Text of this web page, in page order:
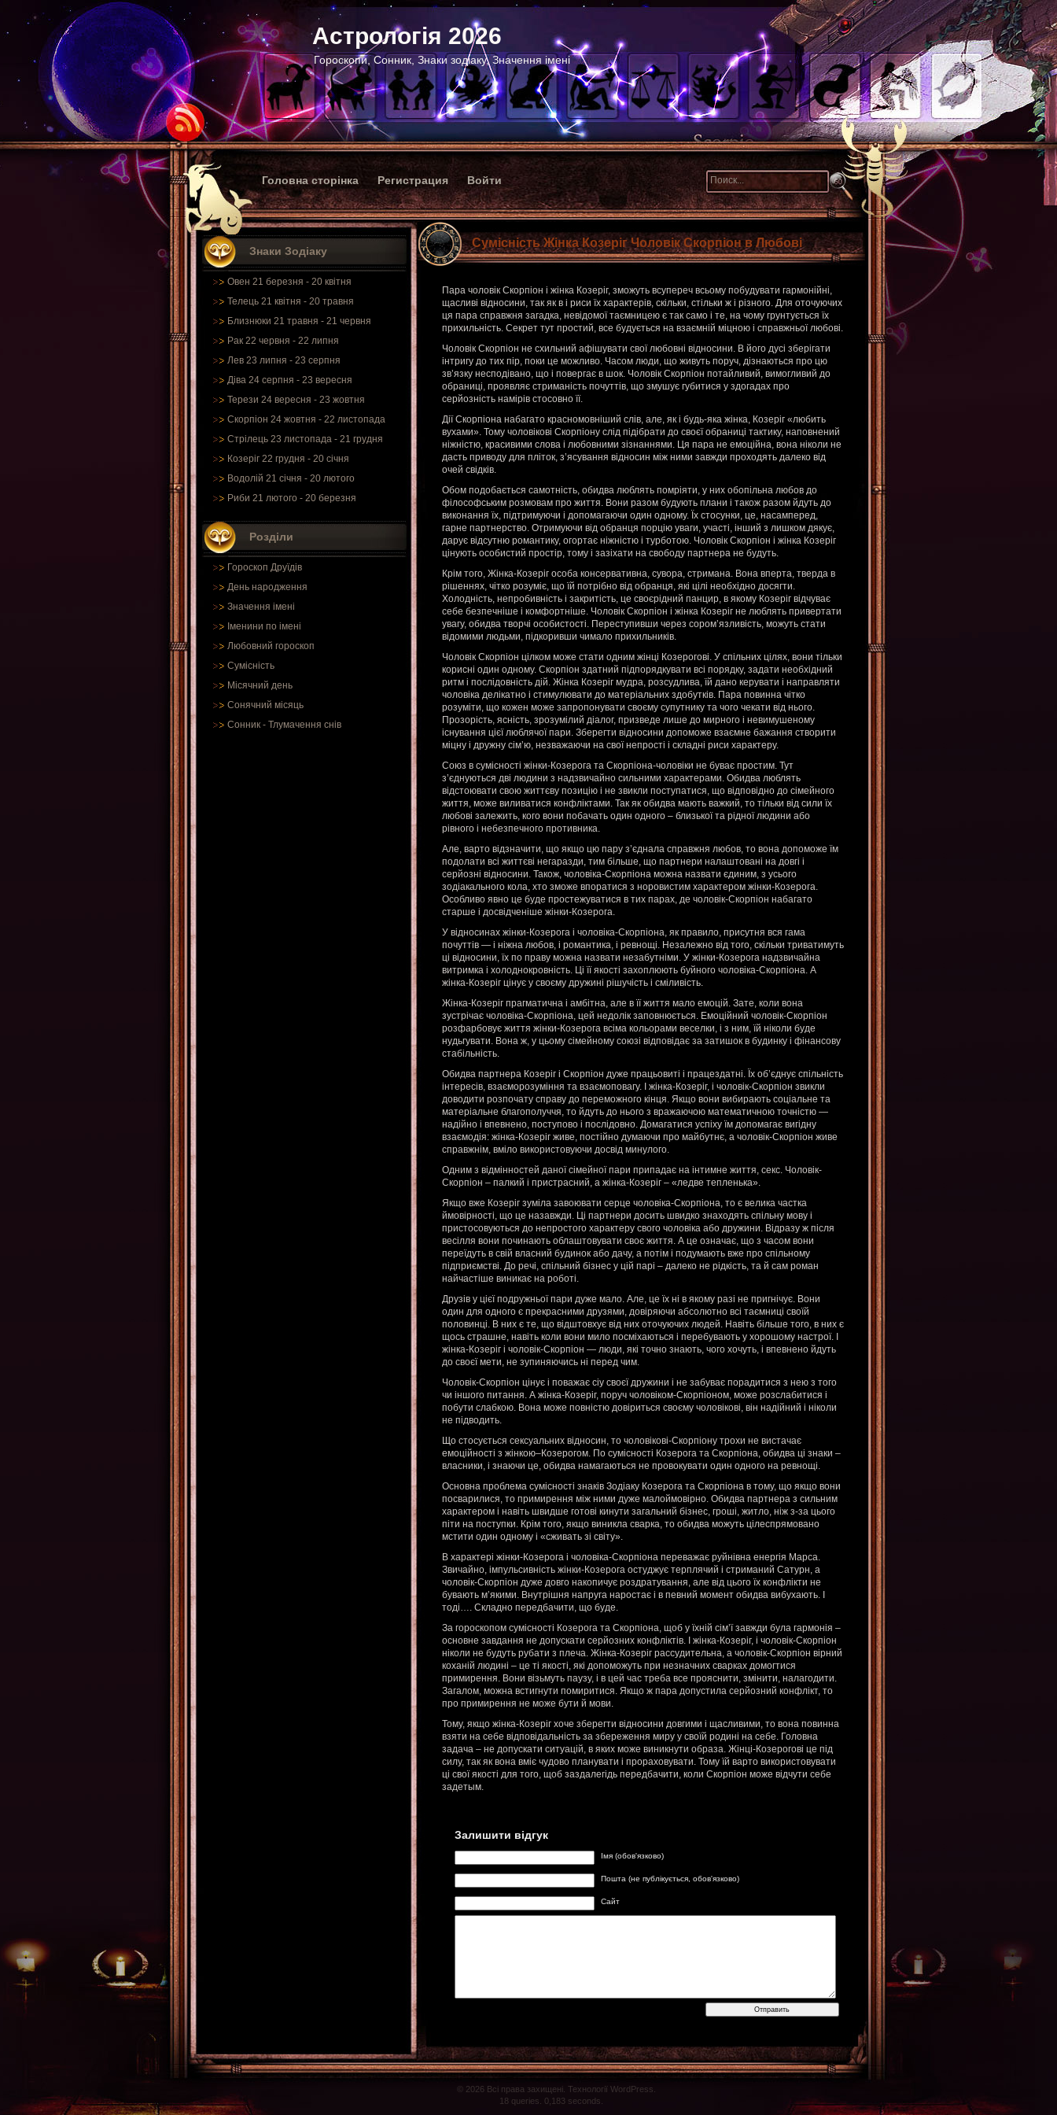
Астрологія 2026
Гороскопи, Сонник, Знаки зодіаку, Значення імені
Головна сторінка Регистрация Войти
Знаки Зодіаку
Овен 21 березня - 20 квітня
Телець 21 квітня - 20 травня
Близнюки 21 травня - 21 червня
Рак 22 червня - 22 липня
Лев 23 липня - 23 серпня
Діва 24 серпня - 23 вересня
Терези 24 вересня - 23 жовтня
Скорпіон 24 жовтня - 22 листопада
Стрілець 23 листопада - 21 грудня
Козеріг 22 грудня - 20 січня
Водолій 21 січня - 20 лютого
Риби 21 лютого - 20 березня
Розділи
Гороскоп Друїдів
День народження
Значення імені
Іменини по імені
Любовний гороскоп
Сумісність
Місячний день
Сонячний місяць
Сонник - Тлумачення снів
Сумісність Жінка Козеріг Чоловік Скорпіон в Любові
Пара чоловік Скорпіон і жінка Козеріг, зможуть всупереч всьому побудувати гармонійні,
щасливі відносини, так як в і риси їх характерів, скільки, стільки ж і різного. Для оточуючих
ця пара справжня загадка, невідомої таємницею є так само і те, на чому грунтується їх
прихильність. Секрет тут простий, все будується на взаємній міцною і справжньої любові.
Чоловік Скорпіон не схильний афішувати свої любовні відносини. В його дусі зберігати
інтригу до тих пір, поки це можливо. Часом люди, що живуть поруч, дізнаються про цю
зв’язку несподівано, що і повергає в шок. Чоловік Скорпіон потайливий, вимогливий до
обраниці, проявляє стриманість почуттів, що змушує губитися у здогадах про
серйозність намірів стосовно її.
Дії Скорпіона набагато красномовніший слів, але, як і будь-яка жінка, Козеріг «любить
вухами». Тому чоловікові Скорпіону слід підібрати до своєї обраниці тактику, наповнений
ніжністю, красивими слова і любовними зізнаннями. Ця пара не емоційна, вона ніколи не
дасть приводу для пліток, з’ясування відносин між ними завжди проходять далеко від
очей свідків.
Обом подобається самотність, обидва люблять помріяти, у них обопільна любов до
філософським розмовам про життя. Вони разом будують плани і також разом йдуть до
виконання їх, підтримуючи і допомагаючи один одному. Їх стосунки, це, насамперед,
гарне партнерство. Отримуючи від обранця порцію уваги, участі, інший з лишком дякує,
дарує відсутню романтику, огортає ніжністю і турботою. Чоловік Скорпіон і жінка Козеріг
цінують особистий простір, тому і зазіхати на свободу партнера не будуть.
Крім того, Жінка-Козеріг особа консервативна, сувора, стримана. Вона вперта, тверда в
рішеннях, чітко розуміє, що їй потрібно від обранця, які цілі необхідно досягти.
Холодність, непробивність і закритість, це своєрідний панцир, в якому Козеріг відчуває
себе безпечніше і комфортніше. Чоловік Скорпіон і жінка Козеріг не люблять привертати
увагу, обидва творчі особистості. Переступивши через сором’язливість, можуть стати
відомими людьми, підкоривши чимало прихильників.
Чоловік Скорпіон цілком може стати одним жінці Козерогові. У спільних цілях, вони тільки
корисні один одному. Скорпіон здатний підпорядкувати всі порядку, задати необхідний
ритм і послідовність дій. Жінка Козеріг мудра, розсудлива, їй дано керувати і направляти
чоловіка делікатно і стимулювати до матеріальних здобутків. Пара повинна чітко
розуміти, що кожен може запропонувати своєму супутнику та чого чекати від нього.
Прозорість, ясність, зрозумілий діалог, призведе лише до мирного і невимушеному
існування цієї люблячої пари. Зберегти відносини допоможе взаємне бажання створити
міцну і дружну сім’ю, незважаючи на свої непрості і складні риси характеру.
Союз в сумісності жінки-Козерога та Скорпіона-чоловіки не буває простим. Тут
з’єднуються дві людини з надзвичайно сильними характерами. Обидва люблять
відстоювати свою життєву позицію і не звикли поступатися, що відповідно до сімейного
життя, може виливатися конфліктами. Так як обидва мають важкий, то тільки від сили їх
любові залежить, кого вони побачать один одного – близької та рідної людини або
рівного і небезпечного противника.
Але, варто відзначити, що якщо цю пару з’єднала справжня любов, то вона допоможе їм
подолати всі життєві негаразди, тим більше, що партнери налаштовані на довгі і
серйозні відносини. Також, чоловіка-Скорпіона можна назвати єдиним, з усього
зодіакального кола, хто зможе впоратися з норовистим характером жінки-Козерога.
Особливо явно це буде простежуватися в тих парах, де чоловік-Скорпіон набагато
старше і досвідченіше жінки-Козерога.
У відносинах жінки-Козерога і чоловіка-Скорпіона, як правило, присутня вся гама
почуттів — і ніжна любов, і романтика, і ревнощі. Незалежно від того, скільки триватимуть
ці відносини, їх по праву можна назвати незабутніми. У жінки-Козерога надзвичайна
витримка і холоднокровність. Ці її якості захоплюють буйного чоловіка-Скорпіона. А
жінка-Козеріг цінує у своєму дружині рішучість і сміливість.
Жінка-Козеріг прагматична і амбітна, але в її життя мало емоцій. Зате, коли вона
зустрічає чоловіка-Скорпіона, цей недолік заповнюється. Емоційний чоловік-Скорпіон
розфарбовує життя жінки-Козерога всіма кольорами веселки, і з ним, їй ніколи буде
нудьгувати. Вона ж, у цьому сімейному союзі відповідає за затишок в будинку і фінансову
стабільність.
Обидва партнера Козеріг і Скорпіон дуже працьовиті і працездатні. Їх об’єднує спільність
інтересів, взаєморозуміння та взаємоповагу. І жінка-Козеріг, і чоловік-Скорпіон звикли
доводити розпочату справу до переможного кінця. Якщо вони вибирають соціальне та
матеріальне благополуччя, то йдуть до нього з вражаючою математичною точністю —
надійно і впевнено, поступово і послідовно. Домагатися успіху їм допомагає вигідну
взаємодія: жінка-Козеріг живе, постійно думаючи про майбутнє, а чоловік-Скорпіон живе
справжнім, вміло використовуючи досвід минулого.
Одним з відмінностей даної сімейної пари припадає на інтимне життя, секс. Чоловік-
Скорпіон – палкий і пристрасний, а жінка-Козеріг – «ледве тепленька».
Якщо вже Козеріг зуміла завоювати серце чоловіка-Скорпіона, то є велика частка
ймовірності, що це назавжди. Ці партнери досить швидко знаходять спільну мову і
пристосовуються до непростого характеру свого чоловіка або дружини. Відразу ж після
весілля вони починають облаштовувати своє життя. А це означає, що з часом вони
переїдуть в свій власний будинок або дачу, а потім і подумають вже про спільному
підприємстві. До речі, спільний бізнес у цій парі – далеко не рідкість, та й сам роман
найчастіше виникає на роботі.
Друзів у цієї подружньої пари дуже мало. Але, це їх ні в якому разі не пригнічує. Вони
один для одного є прекрасними друзями, довіряючи абсолютно всі таємниці своїй
половинці. В них є те, що відштовхує від них оточуючих людей. Навіть більше того, в них є
щось страшне, навіть коли вони мило посміхаються і перебувають у хорошому настрої. І
жінка-Козеріг і чоловік-Скорпіон — люди, які точно знають, чого хочуть, і впевнено йдуть
до своєї мети, не зупиняючись ні перед чим.
Чоловік-Скорпіон цінує і поважає сіу своєї дружини і не забуває порадитися з нею з того
чи іншого питання. А жінка-Козеріг, поруч чоловіком-Скорпіоном, може розслабитися і
побути слабкою. Вона може повністю довіриться своєму чоловікові, він надійний і ніколи
не підводить.
Що стосується сексуальних відносин, то чоловікові-Скорпіону трохи не вистачає
емоційності з жінкою–Козерогом. По сумісності Козерога та Скорпіона, обидва ці знаки –
власники, і знаючи це, обидва намагаються не провокувати один одного на ревнощі.
Основна проблема сумісності знаків Зодіаку Козерога та Скорпіона в тому, що якщо вони
посварилися, то примирення між ними дуже малоймовірно. Обидва партнера з сильним
характером і навіть швидше готові кинути загальний бізнес, гроші, житло, ніж з-за цього
піти на поступки. Крім того, якщо виникла сварка, то обидва можуть цілеспрямовано
мстити один одному і «сживать зі світу».
В характері жінки-Козерога і чоловіка-Скорпіона переважає руйнівна енергія Марса.
Звичайно, імпульсивність жінки-Козерога остуджує терплячий і стриманий Сатурн, а
чоловік-Скорпіон дуже довго накопичує роздратування, але від цього їх конфлікти не
бувають м’якими. Внутрішня напруга наростає і в певний момент обидва вибухають. І
тоді…. Складно передбачити, що буде.
За гороскопом сумісності Козерога та Скорпіона, щоб у їхній сім’ї завжди була гармонія –
основне завдання не допускати серйозних конфліктів. І жінка-Козеріг, і чоловік-Скорпіон
ніколи не будуть рубати з плеча. Жінка-Козеріг рассудительна, а чоловік-Скорпіон вірний
коханій людині – це ті якості, які допоможуть при незначних сварках домогтися
примирення. Вони візьмуть паузу, і в цей час треба все прояснити, змінити, налагодити.
Загалом, можна встигнути помиритися. Якщо ж пара допустила серйозний конфлікт, то
про примирення не може бути й мови.
Тому, якщо жінка-Козеріг хоче зберегти відносини довгими і щасливими, то вона повинна
взяти на себе відповідальність за збереження миру у своїй родині на себе. Головна
задача – не допускати ситуацій, в яких може виникнути образа. Жінці-Козерогові це під
силу, так як вона вміє чудово планувати і прораховувати. Тому їй варто використовувати
ці свої якості для того, щоб заздалегідь передбачити, коли Скорпіон може відчути себе
задетым.
Залишити відгук
Імя (обов'язково)
Пошта (не публікується, обов'язково)
Сайт
© 2026 Всі права захищені. Технології WordPress.
18 queries. 0,183 seconds.